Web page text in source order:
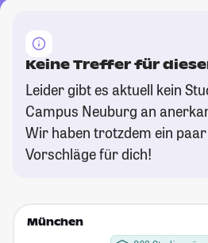
Keine Treffer für
Leider gibt es aktuell kein
Campus Neuburg an
Wir haben trotzdem ein
Vorschläge für dich!
München